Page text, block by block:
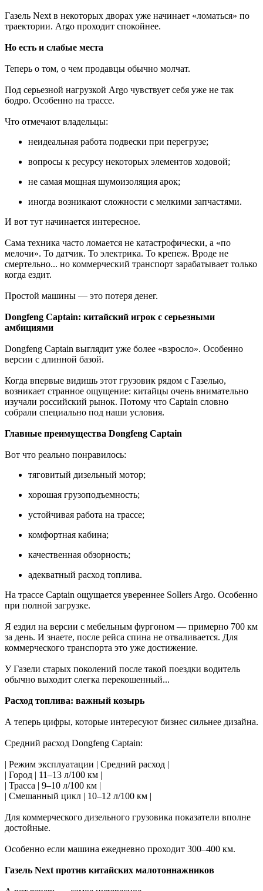
Газель Next в некоторых дворах уже начинает «ломаться» по
траектории. Argo проходит спокойнее.
Но есть и слабые места
Теперь о том, о чем продавцы обычно молчат.
Под серьезной нагрузкой Argo чувствует себя уже не так
бодро. Особенно на трассе.
Что отмечают владельцы:
неидеальная работа подвески при перегрузе;
вопросы к ресурсу некоторых элементов ходовой;
не самая мощная шумоизоляция арок;
иногда возникают сложности с мелкими запчастями.
И вот тут начинается интересное.
Сама техника часто ломается не катастрофически, а «по
мелочи». То датчик. То электрика. То крепеж. Вроде не
смертельно... но коммерческий транспорт зарабатывает только
когда ездит.
Простой машины — это потеря денег.
Dongfeng Captain: китайский игрок с серьезными
амбициями
Dongfeng Captain выглядит уже более «взросло». Особенно
версии с длинной базой.
Когда впервые видишь этот грузовик рядом с Газелью,
возникает странное ощущение: китайцы очень внимательно
изучали российский рынок. Потому что Captain словно
собрали специально под наши условия.
Главные преимущества Dongfeng Captain
Вот что реально понравилось:
тяговитый дизельный мотор;
хорошая грузоподъемность;
устойчивая работа на трассе;
комфортная кабина;
качественная обзорность;
адекватный расход топлива.
На трассе Captain ощущается увереннее Sollers Argo. Особенно
при полной загрузке.
Я ездил на версии с мебельным фургоном — примерно 700 км
за день. И знаете, после рейса спина не отваливается. Для
коммерческого транспорта это уже достижение.
У Газели старых поколений после такой поездки водитель
обычно выходит слегка перекошенный...
Расход топлива: важный козырь
А теперь цифры, которые интересуют бизнес сильнее дизайна.
Средний расход Dongfeng Captain:
| Режим эксплуатации | Средний расход |
| Город | 11–13 л/100 км |
| Трасса | 9–10 л/100 км |
| Смешанный цикл | 10–12 л/100 км |
Для коммерческого дизельного грузовика показатели вполне
достойные.
Особенно если машина ежедневно проходит 300–400 км.
Газель Next против китайских малотоннажников